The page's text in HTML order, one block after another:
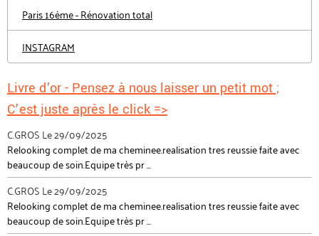
Paris 16ème - Rénovation total
INSTAGRAM
Livre d'or - Pensez à nous laisser un petit mot ;
C'est juste après le click =>
C.GROS Le 29/09/2025
Relooking complet de ma cheminee.realisation tres reussie faite avec
beaucoup de soin.Equipe très pr ...
C.GROS Le 29/09/2025
Relooking complet de ma cheminee.realisation tres reussie faite avec
beaucoup de soin.Equipe très pr ...